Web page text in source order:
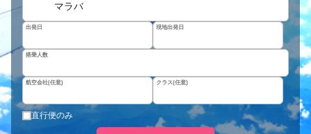
マラバ
出発日 現地出発日
搭乗人数
航空会社(任意) クラス(任意)
直行便のみ